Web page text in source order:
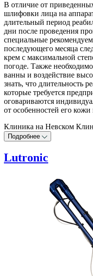
В отличие от
шлифовки лица на
длительный период
дни после проведения
специальные
последующего месяца
крем с максимальной
погоде. Также
ванны и воздействие
знать, что длительность
которые требуется
оговариваются
от особенностей его кожи
Клиника на Невском
Подробнее
Lutronic